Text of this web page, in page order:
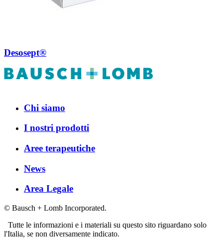
Desosept®
Chi siamo
I nostri prodotti
Aree terapeutiche
News
Area Legale
© Bausch + Lomb Incorporated.
Tutte le informazioni e i materiali su questo sito riguardano solo
l'Italia, se non diversamente indicato.